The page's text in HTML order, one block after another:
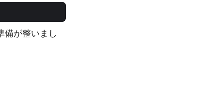
備が整いまし